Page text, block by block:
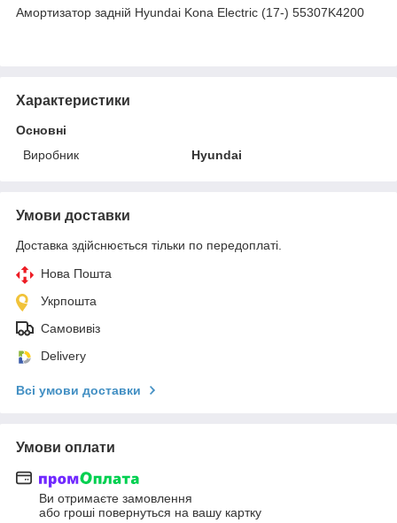
Амортизатор задній Hyundai Kona Electric (17-) 55307K4200
Характеристики
Основні
Виробник
Hyundai
Умови доставки
Доставка здійснюється тільки по передоплаті.
Нова Пошта
Укрпошта
Самовивіз
Delivery
Всі умови доставки
Умови оплати
Ви отримаєте замовлення
або гроші повернуться на вашу картку